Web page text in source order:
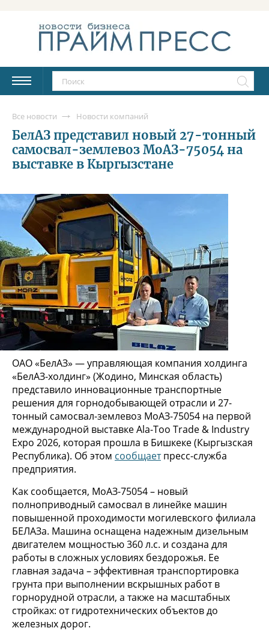
Все новости Новости компаний
БелАЗ представил новый 27-тонный
самосвал-землевоз МоАЗ-75054 на
выставке в Кыргызстане
ОАО «БелАЗ» — управляющая компания холдинга
«БелАЗ-холдинг» (Жодино, Минская область)
представило инновационные транспортные
решения для горнодобывающей отрасли и 27-
тонный самосвал-землевоз МоАЗ-75054 на первой
международной выставке Ala-Too Trade & Industry
Expo 2026, которая прошла в Бишкеке (Кыргызская
Республика). Об этом сообщаетпресс-служба
предприятия.
Как сообщается, МоАЗ-75054 – новый
полноприводный самосвал в линейке машин
повышенной проходимости могилевского филиала
БЕЛАЗа. Машина оснащена надежным дизельным
двигателем мощностью 360 л.с. и создана для
работы в сложных условиях бездорожья. Ее
главная задача – эффективная транспортировка
грунта при выполнении вскрышных работ в
горнорудной отрасли, а также на масштабных
стройках: от гидротехнических объектов до
железных дорог.